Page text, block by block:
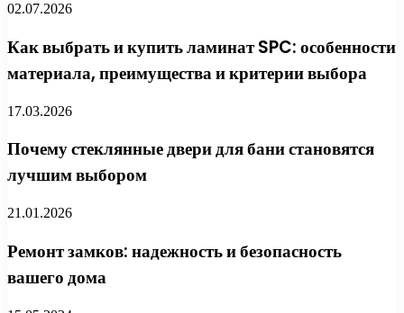
02.07.2026
Как выбрать и купить ламинат SPC: особенности
материала, преимущества и критерии выбора
17.03.2026
Почему стеклянные двери для бани становятся
лучшим выбором
21.01.2026
Ремонт замков: надежность и безопасность
вашего дома